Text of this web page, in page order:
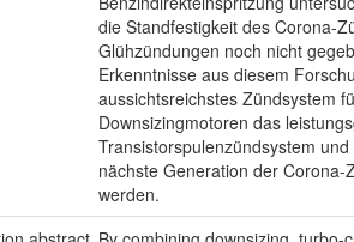
die Standfestigkeit des Corona-
Glühzündungen noch nicht
Erkenntnisse aus diesem
aussichtsreichstes Zündsystem
Downsizingmotoren das
Transistorspulenzündsystem
nächste Generation der Corona-
werden.